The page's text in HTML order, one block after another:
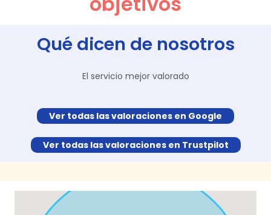
Qué dicen de nosotros
El servicio mejor valorado
Ver todas las valoraciones en Google
Ver todas las valoraciones en Trustpilot